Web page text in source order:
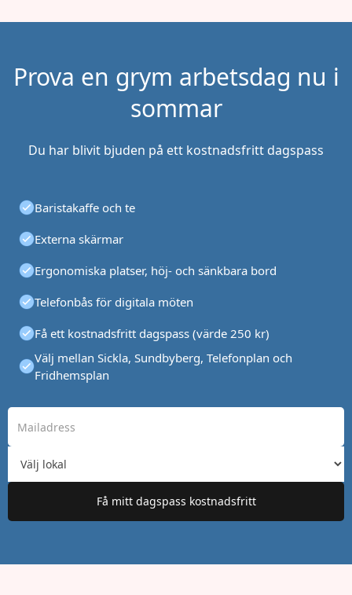
Prova en grym arbetsdag nu i
sommar
Du har blivit bjuden på ett kostnadsfritt dagspass
Baristakaffe och te
Externa skärmar
Ergonomiska platser, höj- och sänkbara bord
Telefonbås för digitala möten
Få ett kostnadsfritt dagspass (värde 250 kr)
Välj mellan Sickla, Sundbyberg, Telefonplan och
Fridhemsplan